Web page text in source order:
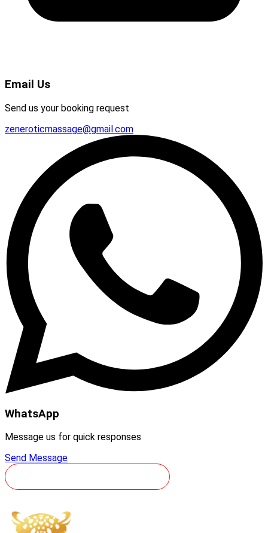
Email Us
Send us your booking request
zeneroticmassage@gmail.com
WhatsApp
Message us for quick responses
Send Message